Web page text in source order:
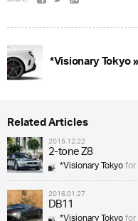
*Visionary Tokyo »
Related Articles
2015.12.22
2-tone Z8
*Visionary Tokyofor
2016.01.27
DB11